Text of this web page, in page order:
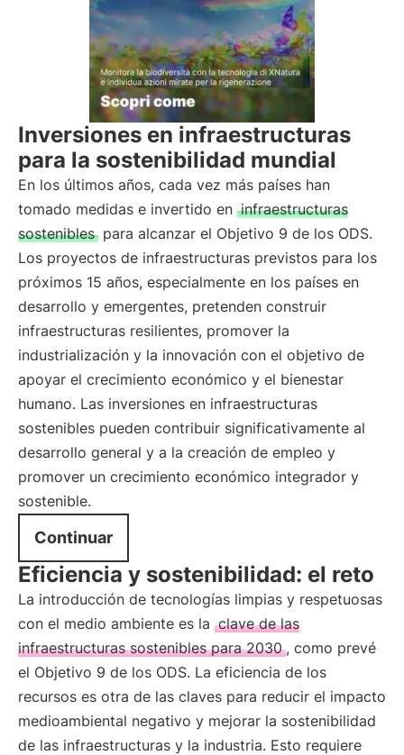
Inversiones en infraestructuras
para la sostenibilidad mundial
En los últimos años, cada vez más países han
tomado medidas e invertido en infraestructuras
sostenibles para alcanzar el Objetivo 9 de los ODS.
Los proyectos de infraestructuras previstos para los
próximos 15 años, especialmente en los países en
desarrollo y emergentes, pretenden construir
infraestructuras resilientes, promover la
industrialización y la innovación con el objetivo de
apoyar el crecimiento económico y el bienestar
humano. Las inversiones en infraestructuras
sostenibles pueden contribuir significativamente al
desarrollo general y a la creación de empleo y
promover un crecimiento económico integrador y
sostenible.
Continuar
Eficiencia y sostenibilidad: el reto
La introducción de tecnologías limpias y respetuosas
con el medio ambiente es la clave de las
infraestructuras sostenibles para 2030 , como prevé
el Objetivo 9 de los ODS. La eficiencia de los
recursos es otra de las claves para reducir el impacto
medioambiental negativo y mejorar la sostenibilidad
de las infraestructuras y la industria. Esto requiere